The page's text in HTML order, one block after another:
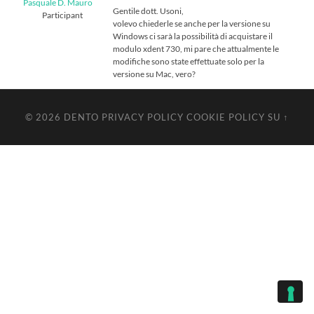
Pasquale D. Mauro
Participant
Gentile dott. Usoni,
volevo chiederle se anche per la versione su
Windows ci sarà la possibilità di acquistare il
modulo xdent 730, mi pare che attualmente le
modifiche sono state effettuate solo per la
versione su Mac, vero?
© 2026 DENTO PRIVACY POLICY COOKIE POLICY SU ↑